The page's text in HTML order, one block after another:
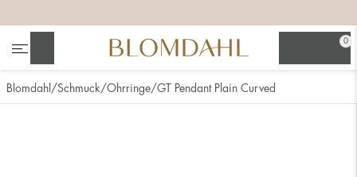
0
Blomdahl Schmuck Ohrringe GT Pendant Plain Curved